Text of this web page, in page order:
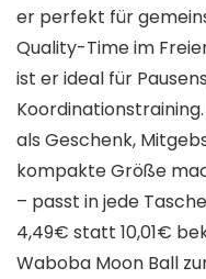
er perfekt für
Quality-Time im
ist er ideal für
als Geschenk,
kompakte Größe
– passt in jede
4,49€ statt 10,01€
Waboba Moon Ball